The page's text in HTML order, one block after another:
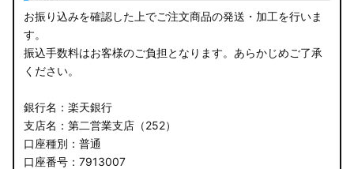
お振り込みを確認した上でご注文商品の発送・加工を行いま
す。
振込手数料はお客様のご負担となります。あらかじめご了承
ください。
銀行名：楽天銀行
支店名：第二営業支店（252）
口座種別：普通
口座番号：7913007